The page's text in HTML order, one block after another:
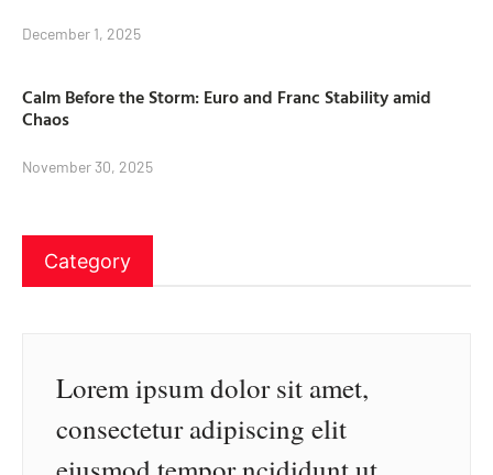
December 1, 2025
Calm Before the Storm: Euro and Franc Stability amid
Chaos
November 30, 2025
Category
Lorem ipsum dolor sit amet,
consectetur adipiscing elit